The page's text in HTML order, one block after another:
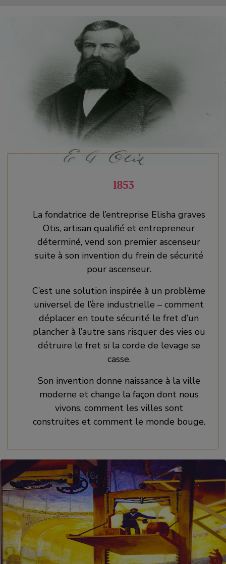
1853
La fondatrice de l’entreprise Elisha graves
Otis, artisan qualifié et entrepreneur
déterminé, vend son premier ascenseur
suite à son invention du frein de sécurité
pour ascenseur.
C’est une solution inspirée à un problème
universel de l’ère industrielle – comment
déplacer en toute sécurité le fret d’un
plancher à l’autre sans risquer des vies ou
détruire le fret si la corde de levage se
casse.
Son invention donne naissance à la ville
moderne et change la façon dont nous
vivons, comment les villes sont
construites et comment le monde bouge.